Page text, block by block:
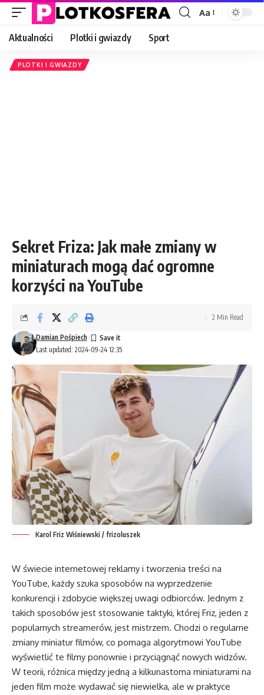
Font
Aa
Aktualności Plotki i gwiazdy Sport
PLOTKI I GWIAZDY
Sekret Friza: Jak małe zmiany w
miniaturach mogą dać ogromne
korzyści na YouTube
Last updated: 2024-09-24 12:35
Damian Pośpiech
2 Min Read
Karol Friz Wiśniewski / frizoluszek
W świecie internetowej reklamy i tworzenia treści na
YouTube, każdy szuka sposobów na wyprzedzenie
konkurencji i zdobycie większej uwagi odbiorców. Jednym z
takich sposobów jest stosowanie taktyki, której Friz, jeden z
popularnych streamerów, jest mistrzem. Chodzi o regularne
zmiany miniatur filmów, co pomaga algorytmowi YouTube
wyświetlić te filmy ponownie i przyciągnąć nowych widzów.
W teorii, różnica między jedną a kilkunastoma miniaturami na
jeden film może wydawać się niewielka, ale w praktyce